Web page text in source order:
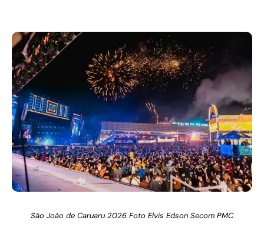
São João de Caruaru 2026 Foto Elvis Edson Secom PMC